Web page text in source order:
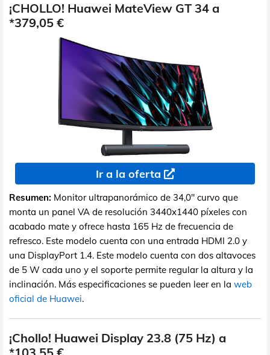
¡CHOLLO! Huawei MateView GT 34 a
*379,05 €
Ir a la oferta
Resumen: Monitor ultrapanorámico de 34,0" curvo que
monta un panel VA de resolución 3440x1440 píxeles con
acabado mate y ofrece hasta 165 Hz de frecuencia de
refresco. Este modelo cuenta con una entrada HDMI 2.0 y
una DisplayPort 1.4. Este modelo cuenta con dos altavoces
de 5 W cada uno y el soporte permite regular la altura y la
inclinación. Más especificaciones se pueden leer en la web
oficial de Huawei.
¡Chollo! Huawei Display 23.8 (75 Hz) a